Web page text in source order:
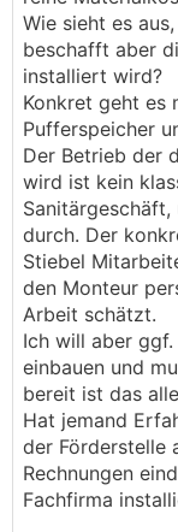
Wie sieht es
beschafft aber
installiert wird?
Konkret geht es
Pufferspeicher
Der Betrieb der
wird ist kein
durch. Der
Stiebel
den Monteur
Arbeit schätzt.
Ich will aber
einbauen und
bereit ist das
Hat jemand
der Förderstelle
Rechnungen
Fachfirma